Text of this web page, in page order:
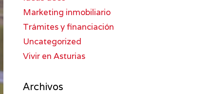
Marketing inmobiliario
Trámites y financiación
Uncategorized
Vivir en Asturias
Archivos